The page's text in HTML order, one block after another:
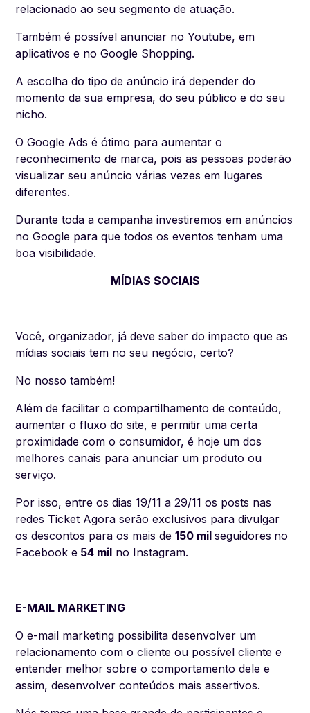
relacionado ao seu segmento de atuação.
Também é possível anunciar no Youtube, em
aplicativos e no Google Shopping.
A escolha do tipo de anúncio irá depender do
momento da sua empresa, do seu público e do seu
nicho.
O Google Ads é ótimo para aumentar o
reconhecimento de marca, pois as pessoas poderão
visualizar seu anúncio várias vezes em lugares
diferentes.
Durante toda a campanha investiremos em anúncios
no Google para que todos os eventos tenham uma
boa visibilidade.
MÍDIAS SOCIAIS
Você, organizador, já deve saber do impacto que as
mídias sociais tem no seu negócio, certo?
No nosso também!
Além de facilitar o compartilhamento de conteúdo,
aumentar o fluxo do site, e permitir uma certa
proximidade com o consumidor, é hoje um dos
melhores canais para anunciar um produto ou
serviço.
Por isso, entre os dias 19/11 a 29/11 os posts nas
redes Ticket Agora serão exclusivos para divulgar
os descontos para os mais de 150 mil seguidores no
Facebook e 54 mil no Instagram.
E-MAIL MARKETING
O e-mail marketing possibilita desenvolver um
relacionamento com o cliente ou possível cliente e
entender melhor sobre o comportamento dele e
assim, desenvolver conteúdos mais assertivos.